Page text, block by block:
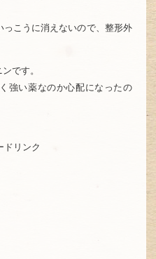
っこうに消えないので、整形外
です。
強い薬なのか心配になったの
ドリンク